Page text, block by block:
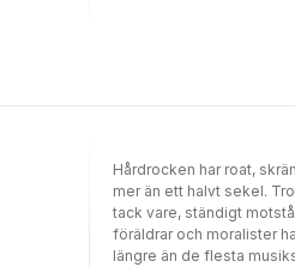
och två hårdrocksmusiker
berättelse om vad
dem själva och för
uppror, om frihet och om
glädje som ryms i den
Hårdrocken har roat,
mer än ett halvt sekel.
tack vare, ständigt
föräldrar och moralister
längre än de flesta